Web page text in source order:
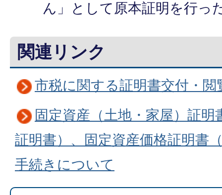
ん」として原本証明を行っ
関連リンク
市税に関する証明書交付・
固定資産（土地・家屋）証明
証明書）、固定資産価格証明書
手続きについて